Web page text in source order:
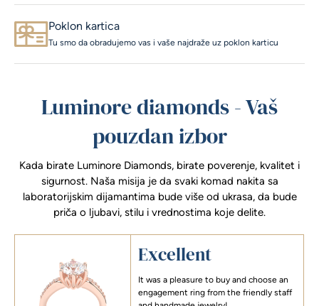
Poklon kartica
Tu smo da obradujemo vas i vaše najdraže uz poklon karticu
Luminore diamonds - Vaš
pouzdan izbor
Kada birate Luminore Diamonds, birate poverenje, kvalitet i
sigurnost. Naša misija je da svaki komad nakita sa
laboratorijskim dijamantima bude više od ukrasa, da bude
priča o ljubavi, stilu i vrednostima koje delite.
Excellent
It was a pleasure to buy and choose an
engagement ring from the friendly staff